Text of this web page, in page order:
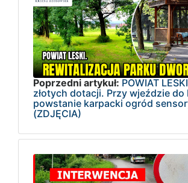
Poprzedni artykuł: POWIAT
złotych dotacji. Przy wjeździe do
powstanie karpacki ogród
(ZDJĘCIA)